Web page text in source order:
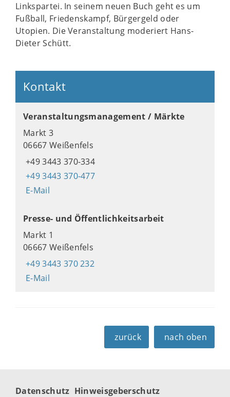
Linkspartei. In seinem neuen Buch geht es um
Fußball, Friedenskampf, Bürgergeld oder
Utopien. Die Veranstaltung moderiert Hans-
Dieter Schütt.
Kontakt
Veranstaltungsmanagement / Märkte
Markt 3
06667 Weißenfels
+49 3443 370-334
+49 3443 370-477
E-Mail
Presse- und Öffentlichkeitsarbeit
Markt 1
06667 Weißenfels
+49 3443 370 232
E-Mail
zurück nach oben
Datenschutz Hinweisgeberschutz